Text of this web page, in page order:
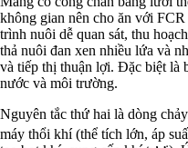
không gian nên cho ăn với
trình nuôi dễ quan sát, thu
thả nuôi đan xen nhiều lứa và
và tiếp thị thuận lợi. Đặc biệt là
nước và môi trường.
Nguyên tắc thứ hai là dòng
máy thổi khí (thể tích lớn, áp